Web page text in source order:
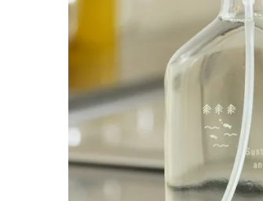
カテゴリーから探す
美容・コスメ・香水